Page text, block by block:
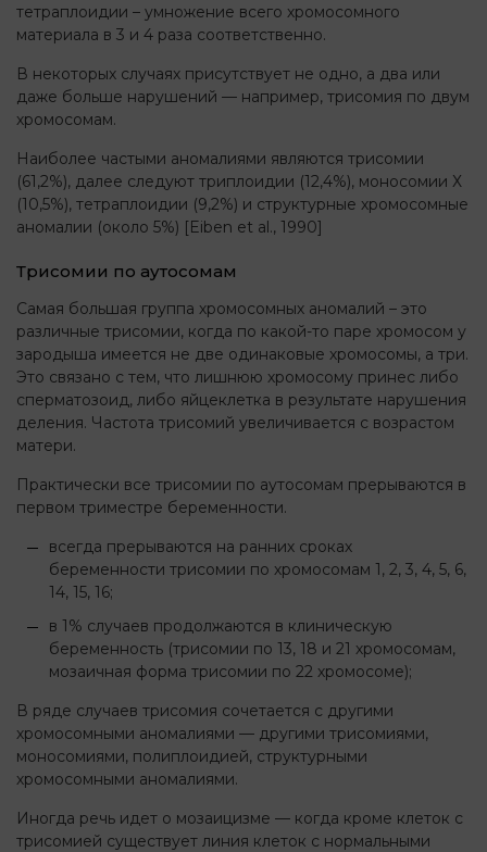
тетраплоидии – умножение всего хромосомного
материала в 3 и 4 раза соответственно.
В некоторых случаях присутствует не одно, а два или
даже больше нарушений — например, трисомия по двум
хромосомам.
Наиболее частыми аномалиями являются трисомии
(61,2%), далее следуют триплоидии (12,4%), моносомии Х
(10,5%), тетраплоидии (9,2%) и структурные хромосомные
аномалии (около 5%) [Eiben et al., 1990]
Трисомии по аутосомам
Самая большая группа хромосомных аномалий – это
различные трисомии, когда по какой-то паре хромосом у
зародыша имеется не две одинаковые хромосомы, а три.
Это связано с тем, что лишнюю хромосому принес либо
сперматозоид, либо яйцеклетка в результате нарушения
деления. Частота трисомий увеличивается с возрастом
матери.
Практически все трисомии по аутосомам прерываются в
первом триместре беременности.
всегда прерываются на ранних сроках
беременности трисомии по хромосомам 1, 2, 3, 4, 5, 6,
14, 15, 16;
в 1% случаев продолжаются в клиническую
беременность (трисомии по 13, 18 и 21 хромосомам,
мозаичная форма трисомии по 22 хромосоме);
В ряде случаев трисомия сочетается с другими
хромосомными аномалиями — другими трисомиями,
моносомиями, полиплоидией, структурными
хромосомными аномалиями.
Иногда речь идет о мозаицизме — когда кроме клеток с
трисомией существует линия клеток с нормальными